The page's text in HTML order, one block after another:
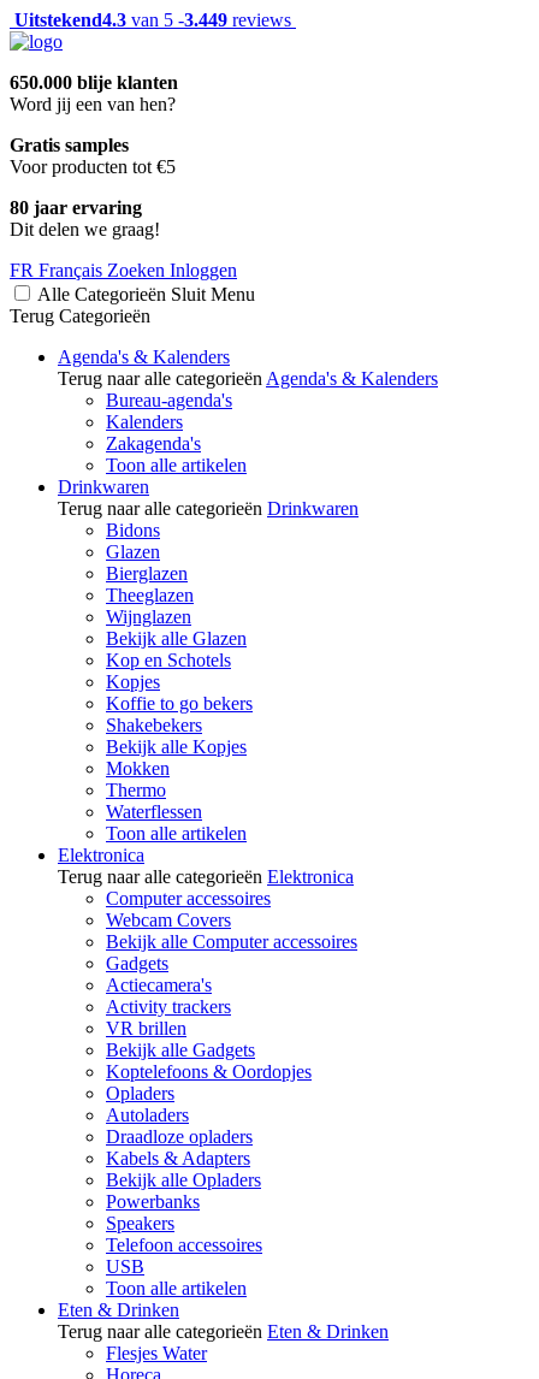
Uitstekend4.3 van 5 -3.449 reviews
650.000 blije klanten
Word jij een van hen?
Gratis samples
Voor producten tot €5
80 jaar ervaring
Dit delen we graag!
FR Français Zoeken Inloggen
Alle Categorieën Sluit Menu
Terug Categorieën
Agenda's & Kalenders
Terug naar alle categorieën Agenda's & Kalenders
Bureau-agenda's
Kalenders
Zakagenda's
Toon alle artikelen
Drinkwaren
Terug naar alle categorieën Drinkwaren
Bidons
Glazen
Bierglazen
Theeglazen
Wijnglazen
Bekijk alle Glazen
Kop en Schotels
Kopjes
Koffie to go bekers
Shakebekers
Bekijk alle Kopjes
Mokken
Thermo
Waterflessen
Toon alle artikelen
Elektronica
Terug naar alle categorieën Elektronica
Computer accessoires
Webcam Covers
Bekijk alle Computer accessoires
Gadgets
Actiecamera's
Activity trackers
VR brillen
Bekijk alle Gadgets
Koptelefoons & Oordopjes
Opladers
Autoladers
Draadloze opladers
Kabels & Adapters
Bekijk alle Opladers
Powerbanks
Speakers
Telefoon accessoires
USB
Toon alle artikelen
Eten & Drinken
Terug naar alle categorieën Eten & Drinken
Flesjes Water
Horeca